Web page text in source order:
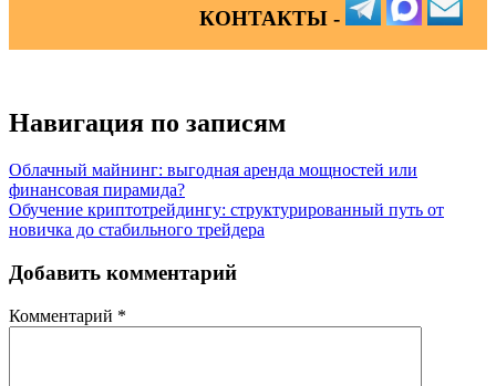
КОНТАКТЫ -
Навигация по записям
Облачный майнинг: выгодная аренда мощностей или
финансовая пирамида?
Обучение криптотрейдингу: структурированный путь от
новичка до стабильного трейдера
Добавить комментарий
Комментарий *